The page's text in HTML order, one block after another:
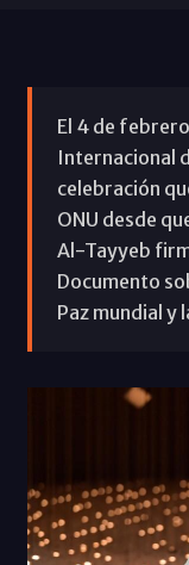
El 4 de
Internacional
celebración
ONU desde
Al-Tayyeb
Documento
Paz mundial y